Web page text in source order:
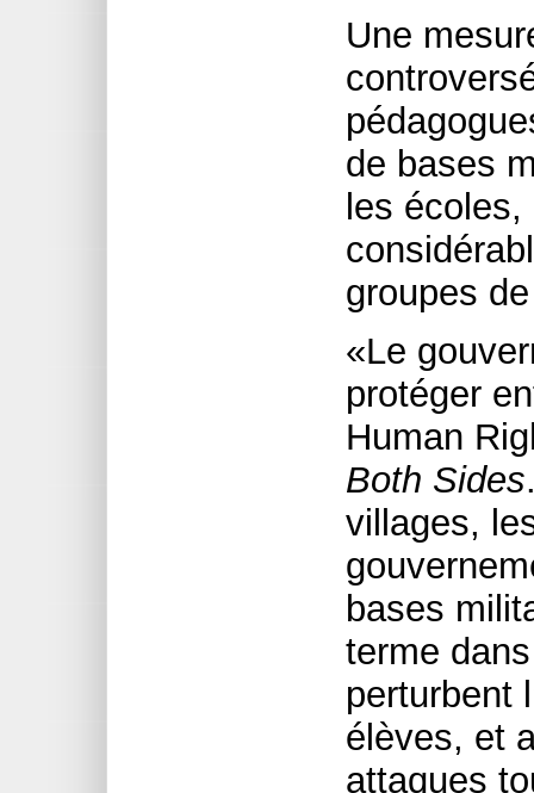
Une
de bases
les
groupes
«Le
protéger
Human
Both Sides
villages,
bases
terme
perturbent
élèves, et
attaques